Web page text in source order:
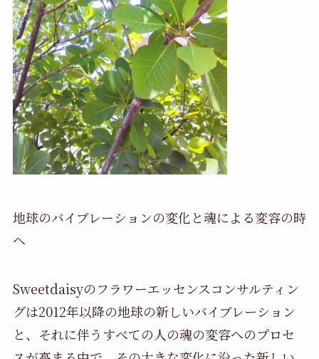
地球のバイブレーションの変化と魂による変容の時
へ
Sweetdaisyのフラワーエッセンスコンサルティン
グは2012年以降の地球の新しいバイブレーション
と、それに伴うすべての人の魂の変容へのプロセ